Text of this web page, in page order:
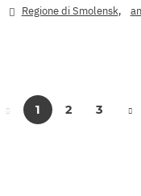
Regione di Smolensk,
1 2 3